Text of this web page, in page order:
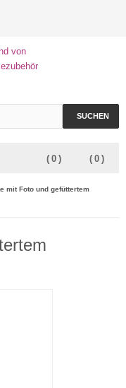
SUCHEN
( 0 )
( 0 )
mit Foto und gefüttertem